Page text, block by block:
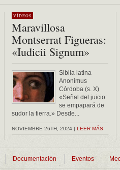
VÍDEOS
Maravillosa
Montserrat Figueras:
«Iudicii Signum»
Sibila latina
Anonimus
Córdoba (s. X)
«Señal del juicio:
se empapará de
sudor la tierra.» Desde...
NOVIEMBRE 26TH, 2024 | LEER MÁS
Documentación Eventos